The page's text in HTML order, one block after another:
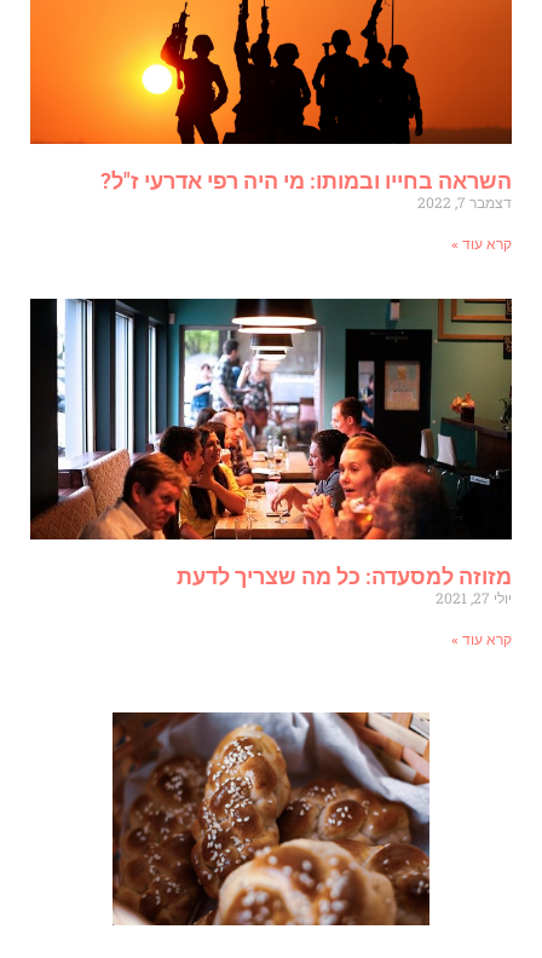
בחייו ובמותו: מי היה רפי אדרעי ז"ל?
7, 2022
עוד »
למסעדה: כל מה שצריך לדעת
עוד »